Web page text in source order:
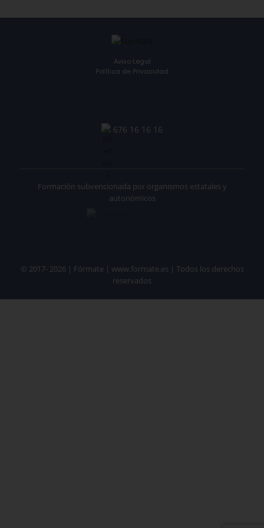
Aviso Legal
Política de Privacidad
676 16 16 16
© 2017- 2026 | Fórmate | www.formate.es | Todos los derechos
reservados
Formación subvencionada por organismos estatales y
autonómicos